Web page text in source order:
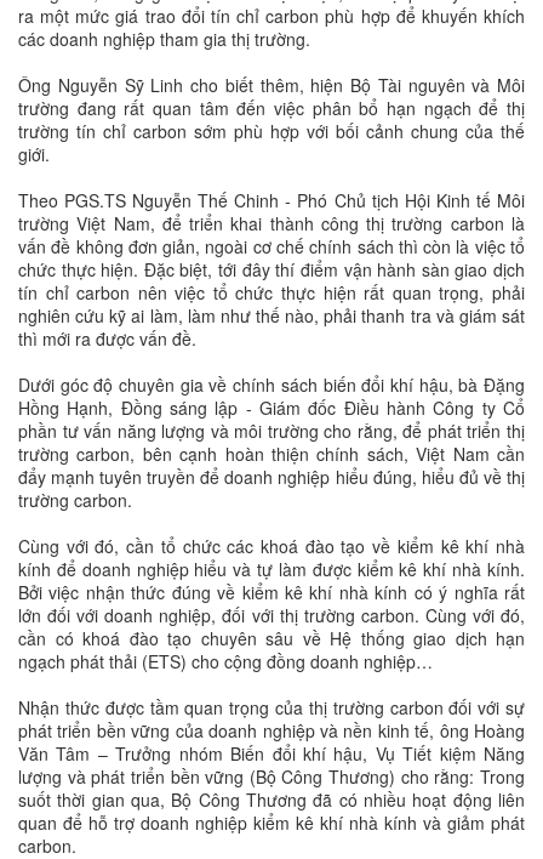
ra một mức giá trao đổi tín chỉ carbon phù hợp để khuyến khích
các doanh nghiệp tham gia thị trường.
Ông Nguyễn Sỹ Linh cho biết thêm, hiện Bộ Tài nguyên và Môi
trường đang rất quan tâm đến việc phân bổ hạn ngạch để thị
trường tín chỉ carbon sớm phù hợp với bối cảnh chung của thế
giới.
Theo PGS.TS Nguyễn Thế Chinh - Phó Chủ tịch Hội Kinh tế Môi
trường Việt Nam, để triển khai thành công thị trường carbon là
vấn đề không đơn giản, ngoài cơ chế chính sách thì còn là việc tổ
chức thực hiện. Đặc biệt, tới đây thí điểm vận hành sàn giao dịch
tín chỉ carbon nên việc tổ chức thực hiện rất quan trọng, phải
nghiên cứu kỹ ai làm, làm như thế nào, phải thanh tra và giám sát
thì mới ra được vấn đề.
Dưới góc độ chuyên gia về chính sách biến đổi khí hậu, bà Đặng
Hồng Hạnh, Đồng sáng lập - Giám đốc Điều hành Công ty Cổ
phần tư vấn năng lượng và môi trường cho rằng, để phát triển thị
trường carbon, bên cạnh hoàn thiện chính sách, Việt Nam cần
đẩy mạnh tuyên truyền để doanh nghiệp hiểu đúng, hiểu đủ về thị
trường carbon.
Cùng với đó, cần tổ chức các khoá đào tạo về kiểm kê khí nhà
kính để doanh nghiệp hiểu và tự làm được kiểm kê khí nhà kính.
Bởi việc nhận thức đúng về kiểm kê khí nhà kính có ý nghĩa rất
lớn đối với doanh nghiệp, đối với thị trường carbon. Cùng với đó,
cần có khoá đào tạo chuyên sâu về Hệ thống giao dịch hạn
ngạch phát thải (ETS) cho cộng đồng doanh nghiệp…
Nhận thức được tầm quan trọng của thị trường carbon đối với sự
phát triển bền vững của doanh nghiệp và nền kinh tế, ông Hoàng
Văn Tâm – Trưởng nhóm Biến đổi khí hậu, Vụ Tiết kiệm Năng
lượng và phát triển bền vững (Bộ Công Thương) cho rằng: Trong
suốt thời gian qua, Bộ Công Thương đã có nhiều hoạt động liên
quan để hỗ trợ doanh nghiệp kiểm kê khí nhà kính và giảm phát
carbon.